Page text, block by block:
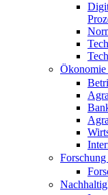
Ökonomie